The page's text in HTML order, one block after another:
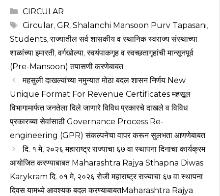
a
ts
A
p
p
c
e
b
o
o
k
g
ra
m
te
r
re
st
Categories
CIRCULAR
Tags
Circular, GR, Shalanchi Mansoon Purv Tapasani,
Students,राज्यातील सर्व शासकीय व स्थानिक स्वराज्य संस्थाच्या
शाळांच्या इमारती,वर्गखोल्या,स्वयंपाकगृह व स्वच्छतागृहांची मान्सूनपूर्व
(Pre-Mansoon) तपासणी करणेबाबत
महसुली दाखल्यांच्या नमुन्यात मोठा बदल शासन निर्णय New
Unique Format For Revenue Certificates महसूल
विभागामार्फत जनतेला दिले जाणारे विविध प्रकारचे दाखले व विविध
प्रकारच्या सेवांसाठी Governance Process Re-
engineering (GPR) संकल्पनेचा वापर करून सुलभता आणणेबाबत
दि. १ मे, २०२६ महाराष्ट्र राज्याचा ६७ वा स्थापना दिनाचा कार्यक्रम
आयोजित करण्याबाबत Maharashtra Rajya Sthapna Diwas
Karykram दि. ०१ मे, २०२६ रोजी महाराष्ट्र राज्याचा ६७ वा स्थापना
दिवस यामध्ये आवश्यक बदल करण्याबाबतMaharashtra Rajya